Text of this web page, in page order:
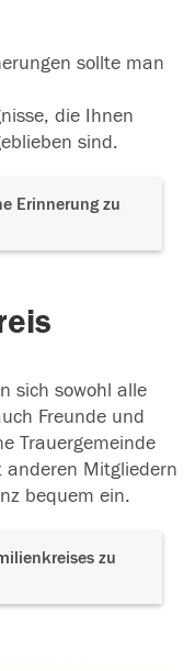
sollte man
die Ihnen
sind.
Erinnerung zu
sich sowohl alle
Freunde und
Trauergemeinde
Mitgliedern
bequem ein.
zu